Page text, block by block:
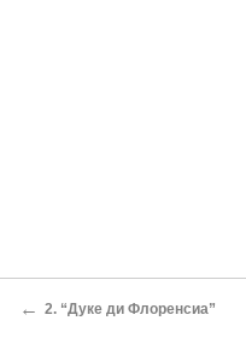
← 2. “Дуке ди Флоренсиа”